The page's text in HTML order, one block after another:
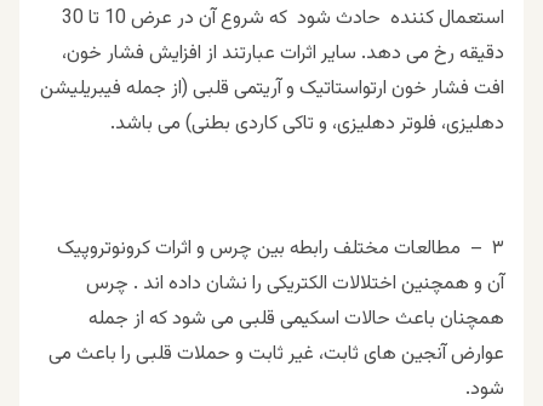
استعمال كننده حادث شود که شروع آن در عرض 10 تا 30
دقیقه رخ می دهد. سایر اثرات عبارتند از افزايش فشار خون،
افت فشار خون ارتواستاتیک و آریتمی قلبی (از جمله فیبریلیشن
دهلیزی، فلوتر دهلیزی، و تاکی کاردی بطنی) می باشد.
٣ – مطالعات مختلف رابطه بین چرس و اثرات کرونوتروپیک
آن و همچنین اختلالات الکتریکی را نشان داده اند . چرس
همچنان باعث حالات اسکیمی قلبی می شود که از جمله
عوارض آنجین های ثابت، غیر ثابت و حملات قلبی را باعث می
شود.